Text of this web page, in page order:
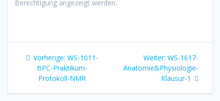
Berechtigung angezeigt werden.
Beitragsnavigation
Vorherige: Vorheriger
Beitrag:
WS-1011-
BPC-Praktikum-
Protokoll-NMR
Weiter: Nächster
Beitrag:
WS-1617-
Anatomie&Physiologie-
Klausur-1